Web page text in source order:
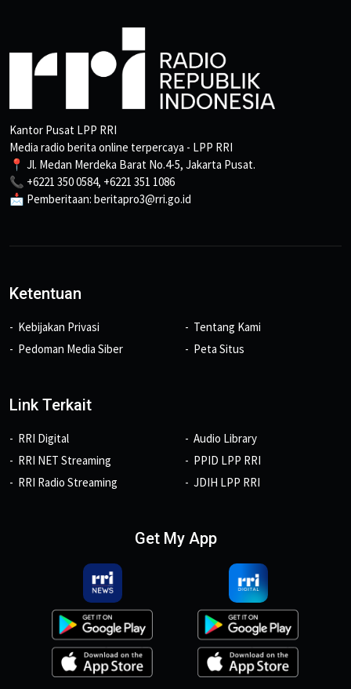
Kantor Pusat LPP RRI
Media radio berita online terpercaya - LPP RRI
📍 Jl. Medan Merdeka Barat No.4-5, Jakarta Pusat.
📞 +6221 350 0584, +6221 351 1086
📩 Pemberitaan: beritapro3@rri.go.id
Ketentuan
Kebijakan Privasi
Pedoman Media Siber
Tentang Kami
Peta Situs
Link Terkait
RRI Digital
RRI NET Streaming
RRI Radio Streaming
Audio Library
PPID LPP RRI
JDIH LPP RRI
Get My App